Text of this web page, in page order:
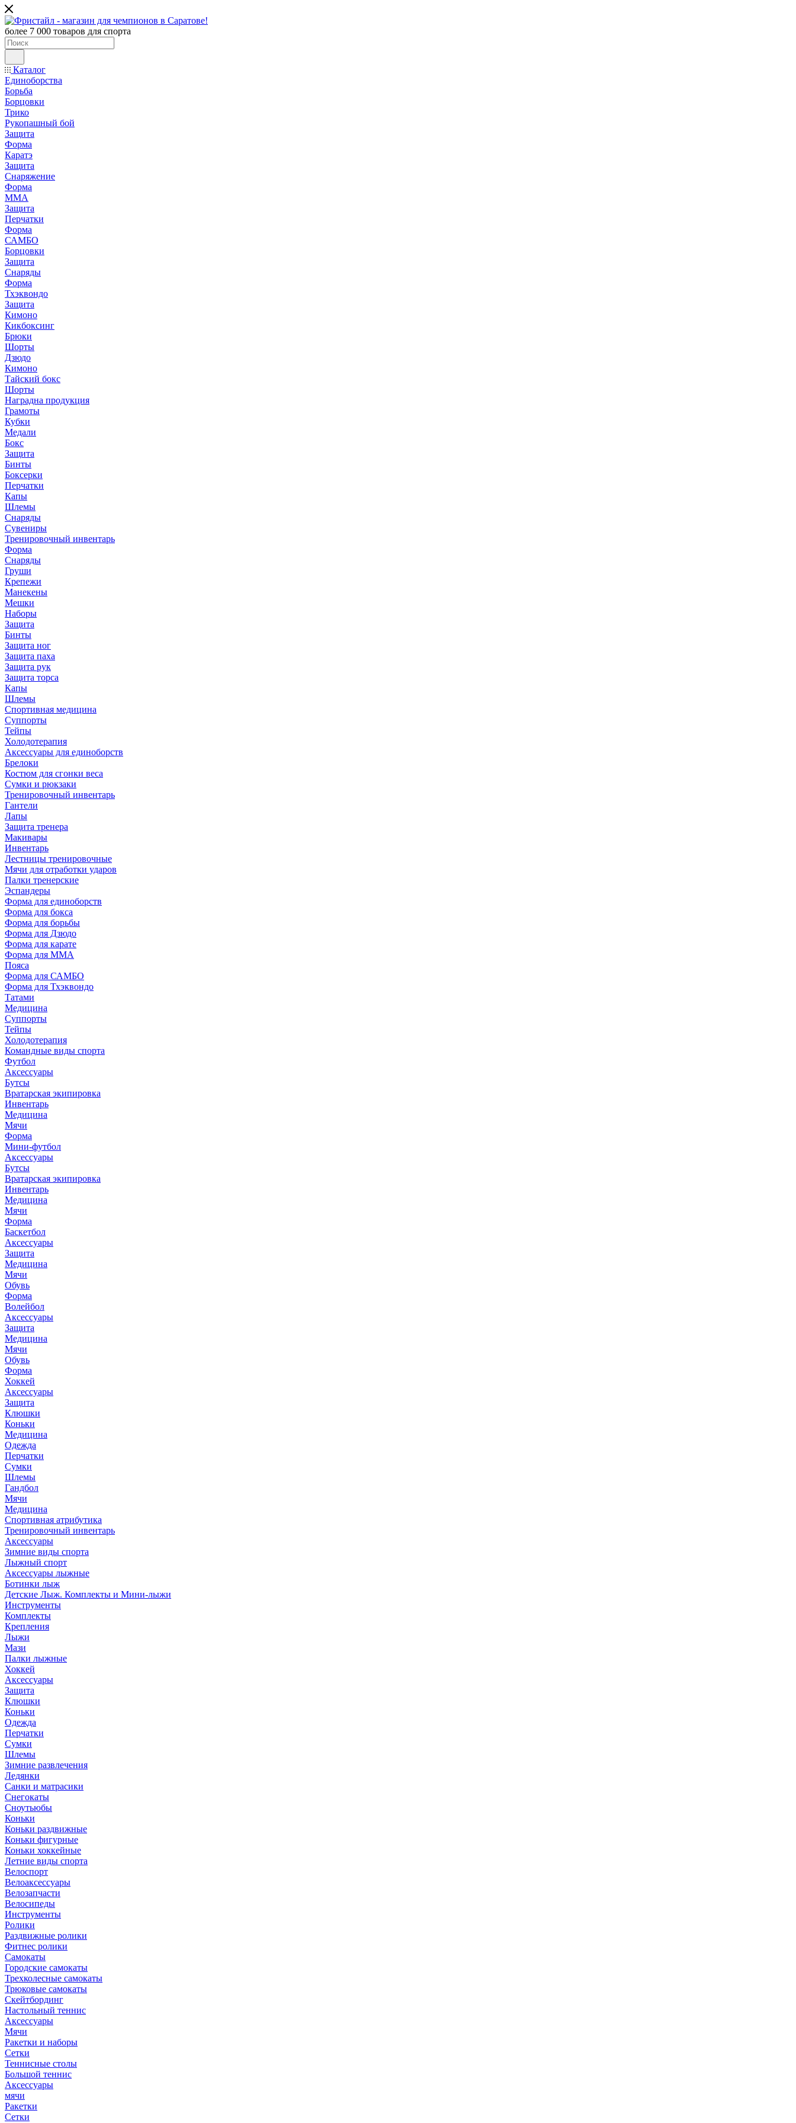
более 7 000 товаров для спорта
Каталог
Единоборства
Борьба
Борцовки
Трико
Рукопашный бой
Защита
Форма
Каратэ
Защита
Снаряжение
Форма
ММА
Защита
Перчатки
Форма
САМБО
Борцовки
Защита
Снаряды
Форма
Тхэквондо
Защита
Кимоно
Кикбоксинг
Брюки
Шорты
Дзюдо
Кимоно
Тайский бокс
Шорты
Наградна продукция
Грамоты
Кубки
Медали
Бокс
Защита
Бинты
Боксерки
Перчатки
Капы
Шлемы
Снаряды
Сувениры
Тренировочный инвентарь
Форма
Снаряды
Груши
Крепежи
Манекены
Мешки
Наборы
Защита
Бинты
Защита ног
Защита паха
Защита рук
Защита торса
Капы
Шлемы
Спортивная медицина
Суппорты
Тейпы
Холодотерапия
Аксессуары для единоборств
Брелоки
Костюм для сгонки веса
Сумки и рюкзаки
Тренировочный инвентарь
Гантели
Лапы
Защита тренера
Макивары
Инвентарь
Лестницы тренировочные
Мячи для отработки ударов
Палки тренерские
Эспандеры
Форма для единоборств
Форма для бокса
Форма для борьбы
Форма для Дзюдо
Форма для карате
Форма для MMA
Пояса
Форма для САМБО
Форма для Тхэквондо
Татами
Медицина
Суппорты
Тейпы
Холодотерапия
Командные виды спорта
Футбол
Аксессуары
Бутсы
Вратарская экипировка
Инвентарь
Медицина
Мячи
Форма
Мини-футбол
Аксессуары
Бутсы
Вратарская экипировка
Инвентарь
Медицина
Мячи
Форма
Баскетбол
Аксессуары
Защита
Медицина
Мячи
Обувь
Форма
Волейбол
Аксессуары
Защита
Медицина
Мячи
Обувь
Форма
Хоккей
Аксессуары
Защита
Клюшки
Коньки
Медицина
Одежда
Перчатки
Сумки
Шлемы
Гандбол
Мячи
Медицина
Спортивная атрибутика
Тренировочный инвентарь
Аксессуары
Зимние виды спорта
Лыжный спорт
Аксессуары лыжные
Ботинки лыж
Детские Лыж. Комплекты и Мини-лыжи
Инструменты
Комплекты
Крепления
Лыжи
Мази
Палки лыжные
Хоккей
Аксессуары
Защита
Клюшки
Коньки
Одежда
Перчатки
Сумки
Шлемы
Зимние развлечения
Ледянки
Санки и матрасики
Снегокаты
Сноутьюбы
Коньки
Коньки раздвижные
Коньки фигурные
Коньки хоккейные
Летние виды спорта
Велоспорт
Велоаксессуары
Велозапчасти
Велосипеды
Инструменты
Ролики
Раздвижные ролики
Фитнес ролики
Самокаты
Городские самокаты
Трехколесные самокаты
Трюковые самокаты
Скейтбординг
Настольный теннис
Аксессуары
Мячи
Ракетки и наборы
Сетки
Теннисные столы
Большой теннис
Аксессуары
мячи
Ракетки
Сетки